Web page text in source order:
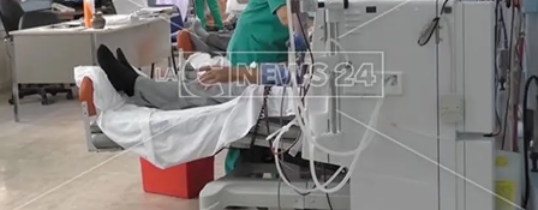
ECONOMIA E LAVORO
EVENTI